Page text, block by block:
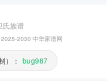
氏族谱
2030 中华家谱网
）： bug987